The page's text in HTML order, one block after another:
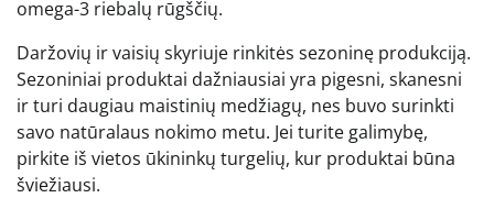
omega-3 riebalų rūgščių.
Daržovių ir vaisių skyriuje rinkitės sezoninę produkciją.
Sezoniniai produktai dažniausiai yra pigesni, skanesni
ir turi daugiau maistinių medžiagų, nes buvo surinkti
savo natūralaus nokimo metu. Jei turite galimybę,
pirkite iš vietos ūkininkų turgelių, kur produktai būna
šviežiausi.